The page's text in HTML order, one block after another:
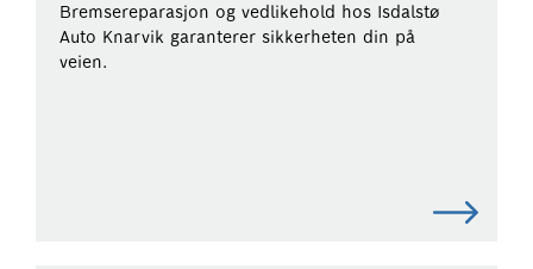
Bremsereparasjon og vedlikehold hos Isdalstø
Auto Knarvik garanterer sikkerheten din på
veien.